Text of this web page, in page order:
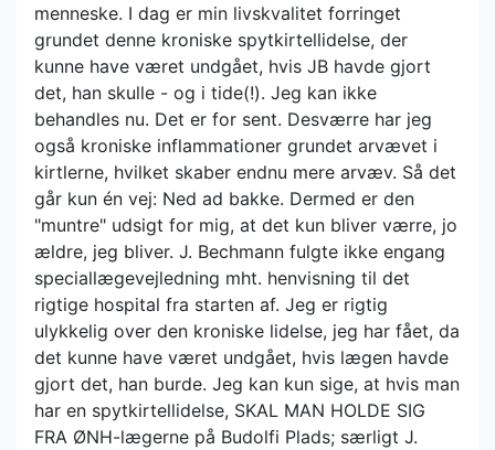
menneske. I dag er min livskvalitet forringet
grundet denne kroniske spytkirtellidelse, der
kunne have været undgået, hvis JB havde gjort
det, han skulle - og i tide(!). Jeg kan ikke
behandles nu. Det er for sent. Desværre har jeg
også kroniske inflammationer grundet arvævet i
kirtlerne, hvilket skaber endnu mere arvæv. Så det
går kun én vej: Ned ad bakke. Dermed er den
"muntre" udsigt for mig, at det kun bliver værre, jo
ældre, jeg bliver. J. Bechmann fulgte ikke engang
speciallægevejledning mht. henvisning til det
rigtige hospital fra starten af. Jeg er rigtig
ulykkelig over den kroniske lidelse, jeg har fået, da
det kunne have været undgået, hvis lægen havde
gjort det, han burde. Jeg kan kun sige, at hvis man
har en spytkirtellidelse, SKAL MAN HOLDE SIG
FRA ØNH-lægerne på Budolfi Plads; særligt J.